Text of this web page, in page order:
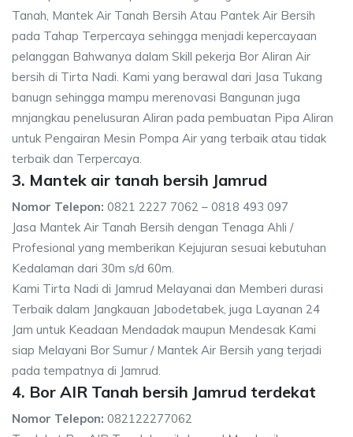
Tanah, Mantek Air Tanah Bersih Atau Pantek Air Bersih
pada Tahap Terpercaya sehingga menjadi kepercayaan
pelanggan Bahwanya dalam Skill pekerja Bor Aliran Air
bersih di Tirta Nadi. Kami yang berawal dari Jasa Tukang
banugn sehingga mampu merenovasi Bangunan juga
mnjangkau penelusuran Aliran pada pembuatan Pipa Aliran
untuk Pengairan Mesin Pompa Air yang terbaik atau tidak
terbaik dan Terpercaya.
3. Mantek air tanah bersih Jamrud
Nomor Telepon: 0821 2227 7062 – 0818 493 097
Jasa Mantek Air Tanah Bersih dengan Tenaga Ahli /
Profesional yang memberikan Kejujuran sesuai kebutuhan
Kedalaman dari 30m s/d 60m.
Kami Tirta Nadi di Jamrud Melayanai dan Memberi durasi
Terbaik dalam Jangkauan Jabodetabek, juga Layanan 24
Jam untuk Keadaan Mendadak maupun Mendesak Kami
siap Melayani Bor Sumur / Mantek Air Bersih yang terjadi
pada tempatnya di Jamrud.
4. Bor AIR Tanah bersih Jamrud terdekat
Nomor Telepon: 082122277062